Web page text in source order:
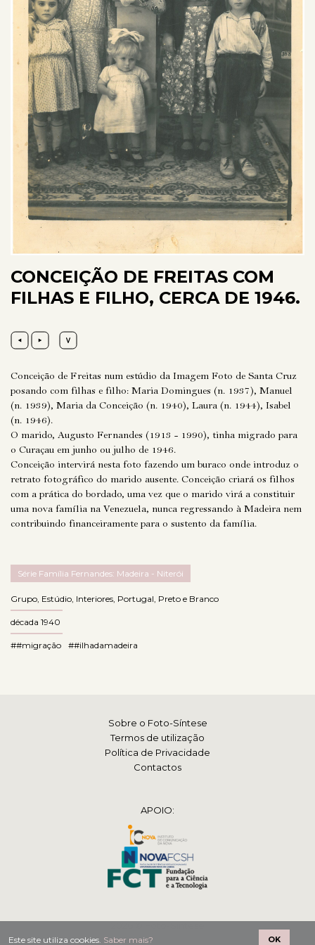
CONCEIÇÃO DE FREITAS COM
FILHAS E FILHO, CERCA DE 1946.
Conceição de Freitas num estúdio da Imagem Foto de Santa Cruz
posando com filhas e filho: Maria Domingues (n. 1937), Manuel
(n. 1939), Maria da Conceição (n. 1940), Laura (n. 1944), Isabel
(n. 1946).
O marido, Augusto Fernandes (1913 - 1990), tinha migrado para
o Curaçau em junho ou julho de 1946.
Conceição intervirá nesta foto fazendo um buraco onde introduz o
retrato fotográfico do marido ausente. Conceição criará os filhos
com a prática do bordado, uma vez que o marido virá a constituir
uma nova família na Venezuela, nunca regressando à Madeira nem
contribuindo financeiramente para o sustento da família.
Série Família Fernandes: Madeira - Niterói
Grupo Estúdio Interiores Portugal Preto e Branco
década 1940
##migração ##ilhadamadeira
Sobre o Foto-Síntese
Termos de utilização
Política de Privacidade
Contactos
APOIO:
Este site utiliza cookies. Saber mais? OK